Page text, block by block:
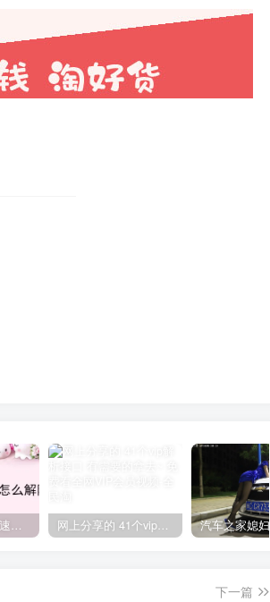
联通网络 解除限速方法参考！畅享、畅玩、老白干等及其它地区自测了 网上分享的 41个vip解析接口 有需要的拿去~ 免费看全网VIP会员视频
下一篇